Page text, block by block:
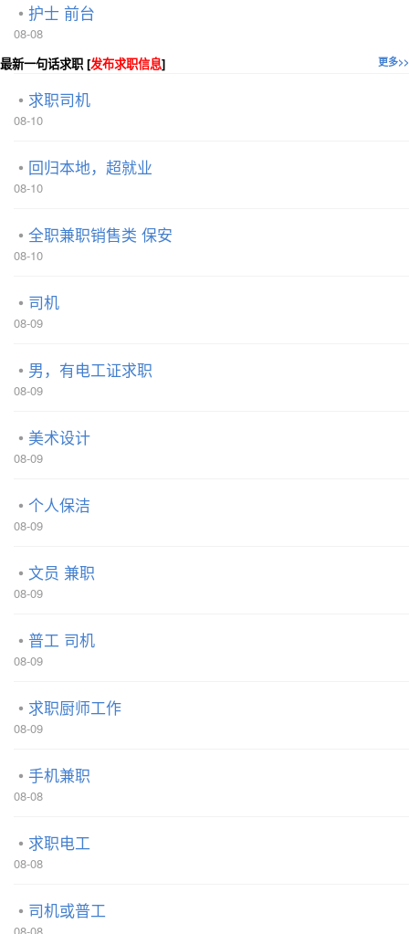
护士 前台
08-08
更多>>
最新一句话求职 [发布求职信息]
求职司机
08-10
回归本地，超就业
08-10
全职兼职销售类 保安
08-10
司机
08-09
男，有电工证求职
08-09
美术设计
08-09
个人保洁
08-09
文员 兼职
08-09
普工 司机
08-09
求职厨师工作
08-09
手机兼职
08-08
求职电工
08-08
司机或普工